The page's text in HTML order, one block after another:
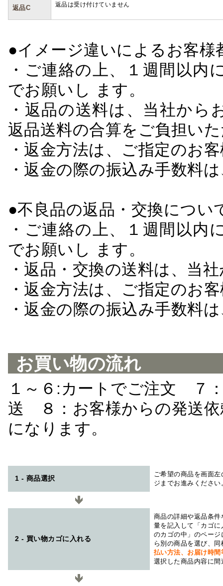
返品C 返品は受け付けていません
●イメージ違いによるお客
・ご連絡の上、１週間以
でお願いし ます。
・返品の送料は、当社か
返品送料の合算をご負担い
・返金方法は、ご指定のお
・返金の際の振込み手数料
●不良品の返品・交換につい
・ご連絡の上、１週間以
でお願いし ます。
・返品・交換の送料は、当
・返金方法は、ご指定のお
・返金の際の振込み手数料
お買い物の流れ
１～６:カートでご注文 ７
送 ８：お客様からの発送
になります。
1 - 商品選択
ご希望の商品を画面
ジまでお進みください
2 - 買い物カゴに入れる
商品の詳細や返品条
量を記入して「カゴ
のカゴの中」のペー
ら別の商品を選び、
払い方法、お届け時
選択した商品内容に